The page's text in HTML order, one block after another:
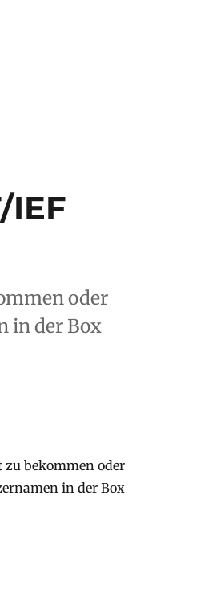
IEF
oder
in der Box
zu bekommen oder
in der Box